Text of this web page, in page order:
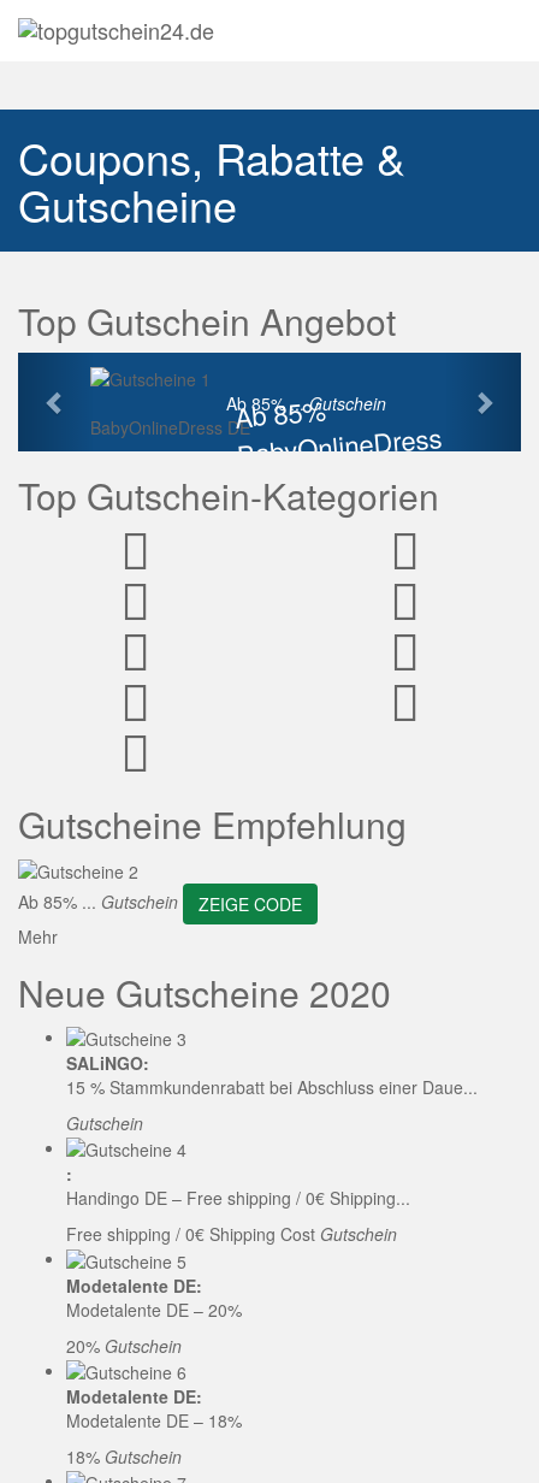
Coupons, Rabatte &
Gutscheine
Top Gutschein Angebot
Ab 85%
BabyOnlineDress
Rabatt
Ab 85% ...Gutschein
BabyOnlineDress DE
Vorherige
Top Gutschein-Kategorien
Gutscheine Empfehlung
Ab 85% ... Gutschein
ZEIGE CODE
Mehr
Neue Gutscheine 2020
SALiNGO:
15 % Stammkundenrabatt bei Abschluss einer Daue...
Gutschein
:
Handingo DE – Free shipping / 0€ Shipping...
Free shipping / 0€ Shipping Cost Gutschein
Modetalente DE:
Modetalente DE – 20%
20% Gutschein
Modetalente DE:
Modetalente DE – 18%
18% Gutschein